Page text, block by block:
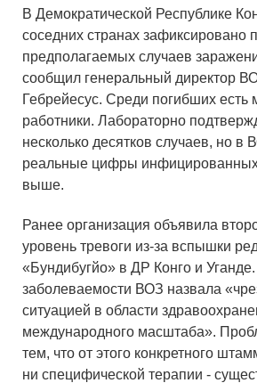
В Демократической Республике
соседних странах зафиксировано
предполагаемых случаев
сообщил генеральный директор
Гебрейесус. Среди погибших есть
работники. Лабораторно
несколько десятков случаев, но в
реальные цифры инфицированных
выше.
Ранее организация объявила
уровень тревоги из-за вспышки
«Бундибугйо» в ДР Конго и
заболеваемости ВОЗ назвала
ситуацией в области
международного масштаба».
тем, что от этого конкретного
ни специфической терапии -